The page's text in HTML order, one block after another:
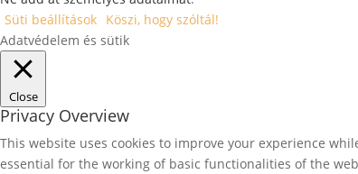
Süti beállítások Köszi, hogy szóltál!
Adatvédelem és sütik
Close
Privacy Overview
This website uses cookies to improve your experience
essential for the working of basic functionalities of the